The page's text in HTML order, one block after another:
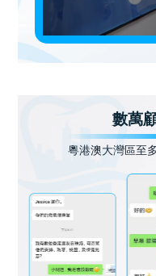
數萬
粵港澳大灣區至